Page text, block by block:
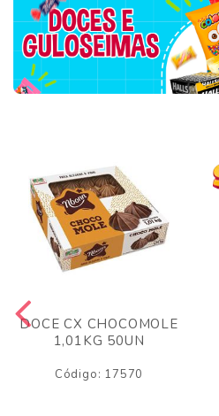
DOCE CX CHOCOMOLE
1,01KG 50UN
Código: 17570